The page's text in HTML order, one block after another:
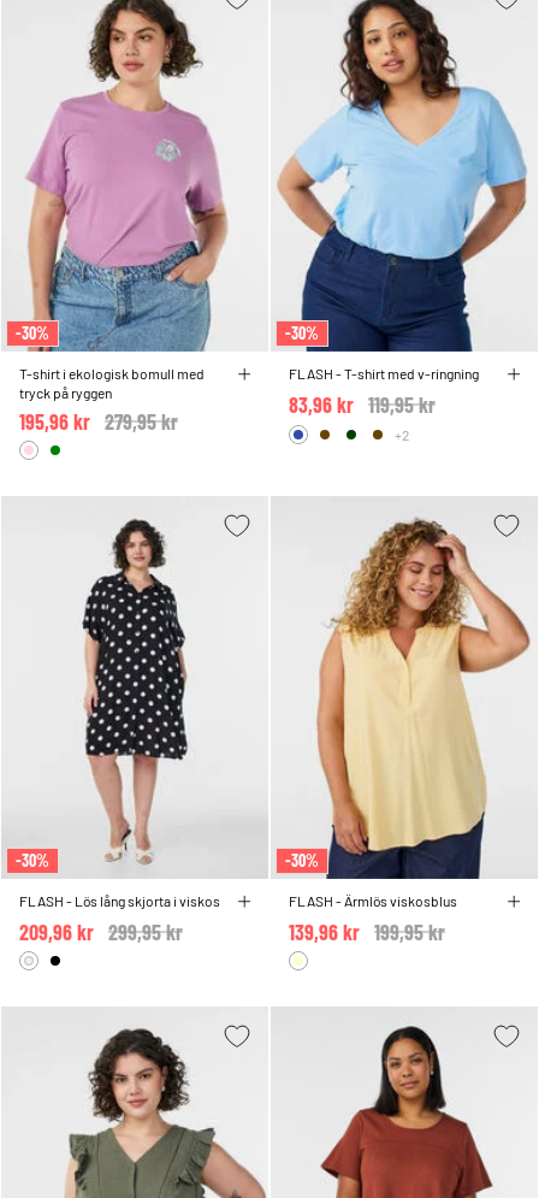
-30%
T-shirt i ekologisk bomull med
tryck på ryggen
Price reduced from
279,95 kr
195,96 kr
-30%
FLASH - T-shirt med v-ringning
Price reduced from
119,95 kr
83,96 kr
+2
-30%
FLASH - Lös lång skjorta i viskos
Price reduced from
299,95 kr
209,96 kr
-30%
FLASH - Ärmlös viskosblus
Price reduced from
199,95 kr
139,96 kr